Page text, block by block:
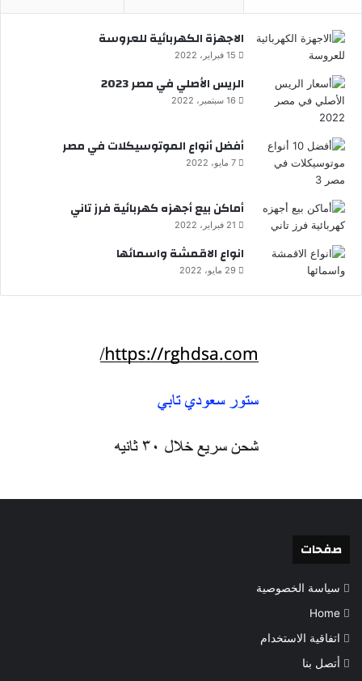
الاجهزة الكهربائية للعروسة
15 فبراير، 2022
الريس الأصلي في مصر 2023
16 سبتمبر، 2022
أفضل أنواع الموتوسيكلات في مصر
7 مايو، 2022
أماكن بيع أجهزه كهربائية فرز تاني
21 فبراير، 2022
انواع الاقمشة واسمائها
29 مايو، 2022
صفحات
سياسة الخصوصية
Home
اتفاقية الاستخدام
أتصل بنا